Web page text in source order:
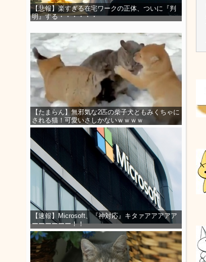
【悲報】楽すぎる在宅ワークの正体、ついに『判
明』する・・・・・・
【たまらん】無邪気な2匹の柴子犬ともみくちゃに
される猫！可愛いさしかないｗｗｗｗ
【速報】Microsoft、『神対応』キタァアアアアア
ーーーーーー！！